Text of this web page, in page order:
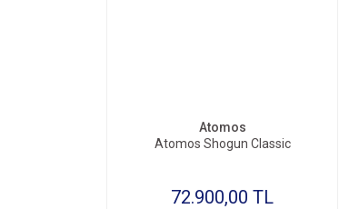
Atomos
Atomos Shogun Classic
72.900,00 TL